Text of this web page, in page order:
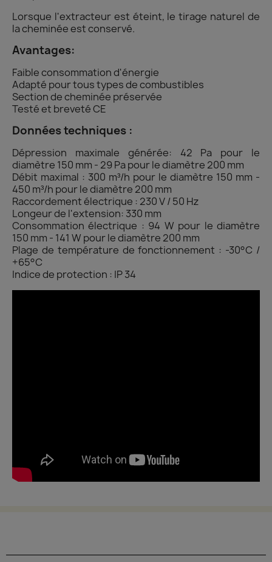
Lorsque l'extracteur est éteint, le tirage naturel de
la cheminée est conservé.
Avantages:
Faible consommation d'énergie
Adapté pour tous types de combustibles
Section de cheminée préservée
Testé et breveté CE
Données techniques :
Dépression maximale générée: 42 Pa pour le
diamètre 150 mm - 29 Pa pour le diamètre 200 mm
Débit maximal : 300 m³/h pour le diamètre 150 mm -
450 m³/h pour le diamètre 200 mm
Raccordement électrique : 230 V / 50 Hz
Longeur de l'extension: 330 mm
Consommation électrique : 94 W pour le diamètre
150 mm - 141 W pour le diamètre 200 mm
Plage de température de fonctionnement : -30°C /
+65°C
Indice de protection : IP 34